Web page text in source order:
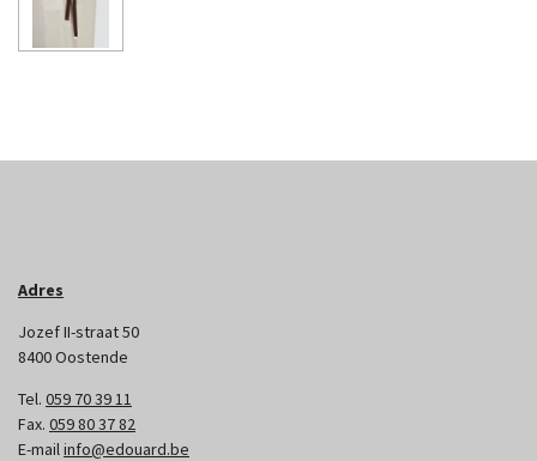
Adres
Jozef II-straat 50
8400 Oostende
Tel. 059 70 39 11
Fax. 059 80 37 82
E-mailinfo@edouard.be